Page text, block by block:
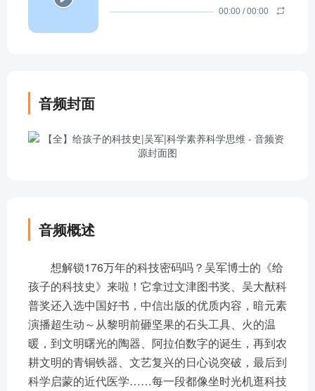
00:00 /00:00
音频封面
音频概述
想解锁176万年的科技密码吗？吴军博士的《给
孩子的科技史》来啦！它拿过文津图书奖、吴大猷科
普奖还入选中国好书，中信出版的优质内容，暗元素
演播超生动～从黎明前砸坚果的石头工具、火的温
暖，到文明曙光的陶器、阿拉伯数字的诞生，再到农
耕文明的青铜铁器、文艺复兴的日心说突破，最后到
科学启蒙的近代医学……每一段都像坐时光机逛科技